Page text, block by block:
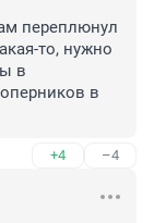
переплюнул
то, нужно
в
в
+4 –4